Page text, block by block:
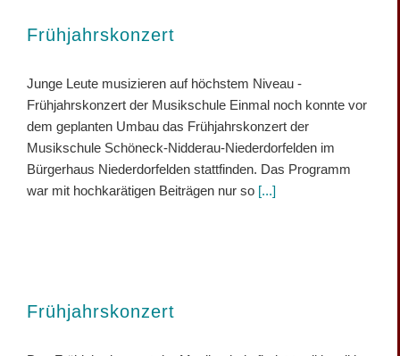
Frühjahrskonzert
Junge Leute musizieren auf höchstem Niveau -
Frühjahrskonzert der Musikschule Einmal noch konnte vor
dem geplanten Umbau das Frühjahrskonzert der
Musikschule Schöneck-Nidderau-Niederdorfelden im
Bürgerhaus Niederdorfelden stattfinden. Das Programm
war mit hochkarätigen Beiträgen nur so [...]
Frühjahrskonzert